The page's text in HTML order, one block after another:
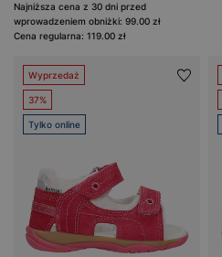
Najniższa cena z 30 dni przed
wprowadzeniem obniżki: 99.00 zł
Cena regularna: 119.00 zł
Wyprzedaż
37%
Tylko online